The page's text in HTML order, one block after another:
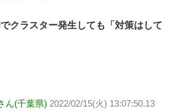
クラスター発生しても「対策はして
ん(千葉県) 2022/02/15(火) 13:07:50.13